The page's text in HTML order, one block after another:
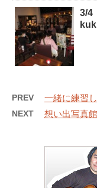
3/4
PREV 一緒に練習
NEXT 想い出写真